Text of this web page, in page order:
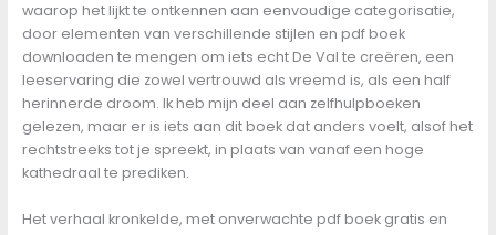
waarop het lijkt te ontkennen aan eenvoudige categorisatie,
door elementen van verschillende stijlen en pdf boek
downloaden te mengen om iets echt De Val te creëren, een
leeservaring die zowel vertrouwd als vreemd is, als een half
herinnerde droom. Ik heb mijn deel aan zelfhulpboeken
gelezen, maar er is iets aan dit boek dat anders voelt, alsof het
rechtstreeks tot je spreekt, in plaats van vanaf een hoge
kathedraal te prediken.
Het verhaal kronkelde, met onverwachte pdf boek gratis en